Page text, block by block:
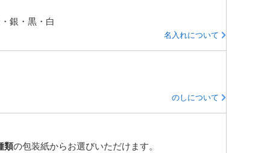
銀・黒・白
名入れについて
のしについて
類の包装紙からお選びいただけます。